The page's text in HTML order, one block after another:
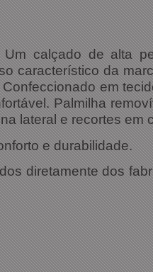
Um calçado de alta
característico da
em
Palmilha
lateral e recortes em
e durabilidade.
diretamente dos
Push